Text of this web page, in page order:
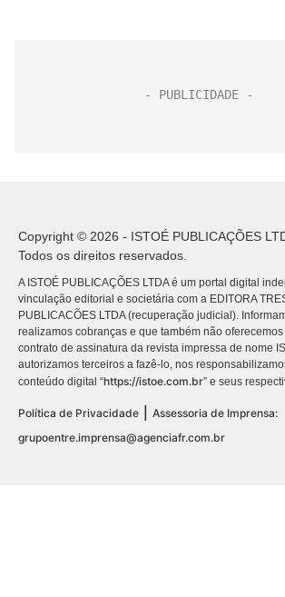
Copyright © 2026 - ISTOÉ PUBLICAÇÕES
Todos os direitos reservados.
A ISTOÉ PUBLICAÇÕES LTDA é um portal digital
vinculação editorial e societária com a EDITORA
PUBLICACÕES LTDA (recuperação judicial).
realizamos cobranças e que também não
contrato de assinatura da revista impressa de nome
autorizamos terceiros a fazê-lo, nos
conteúdo digital “https://istoe.com.br” e seus
Política de Privacidade
Assessoria de Imprensa:
grupoentre.imprensa@agenciafr.com.br